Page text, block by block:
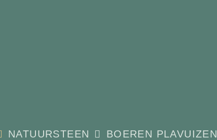
NATUURSTEEN BOEREN PLAVUIZEN